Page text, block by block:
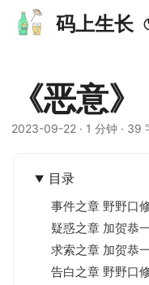
码上生长
《恶意》
2023-09-22 · 1 分钟 · 39
目录
事件之章 野野口
疑惑之章 加贺恭
求索之章 加贺恭
告白之章 野野口